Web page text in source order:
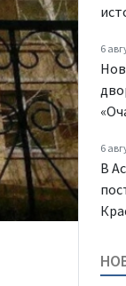
6
6
В